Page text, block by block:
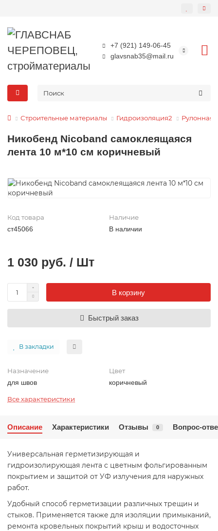
+7 (921) 149-06-45
glavsnab35@mail.ru
Строительные материалы Гидроизоляция2 Рулонная
Никобенд Nicoband самоклеящаяся
лента 10 м*10 см коричневый
Код товара
ст45066
Наличие
В наличии
1 030 руб. / Шт
В корзину
Быстрый заказ
В закладки
Назначение
для швов
Цвет
коричневый
Все характеристики
Описание Характеристики Отзывы 0 Вопрос-
Универсальная герметизирующая и
гидроизолирующая лента с цветным фольгированным
покрытием и защитой от УФ излучения для наружных
работ.
Удобный способ герметизации различных трещин и
стыков. Применяется также для изоляции примыканий,
ремонта кровельных покрытий крыш и водосточных